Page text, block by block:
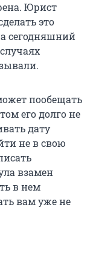
Юрист
это
сегодняшний
пообещать
его долго не
дату
не в свою
взамен
в нем
вам уже не